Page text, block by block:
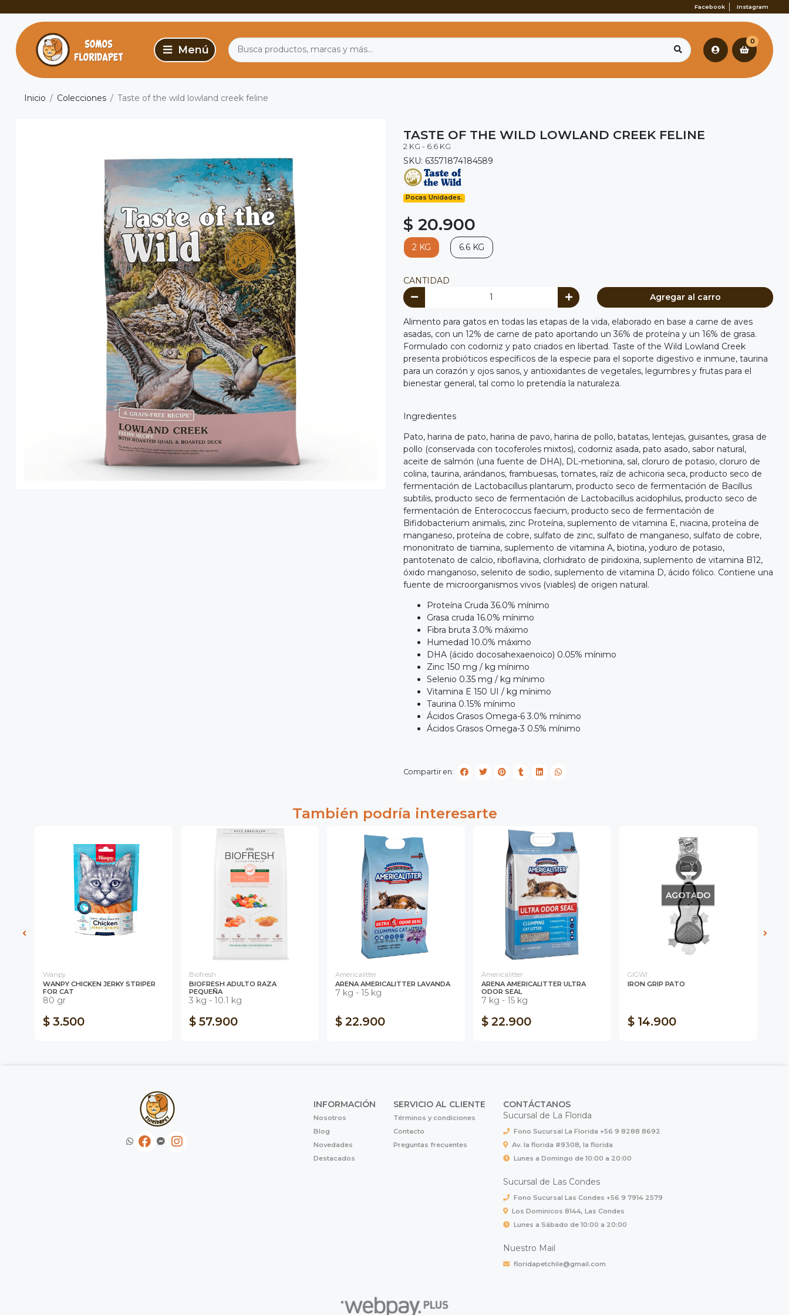
Facebook Instagram
0
Inicio Colecciones Taste of the wild lowland creek feline
TASTE OF THE WILD LOWLAND CREEK FELINE
2 KG - 6.6 KG
SKU: 63571874184589
Pocas Unidades.
$ 20.900
2 KG 6.6 KG
CANTIDAD
Agregar al carro
Alimento para gatos en todas las etapas de la vida, elaborado en base a carne de aves
asadas, con un 12% de carne de pato aportando un 36% de proteína y un 16% de grasa.
Formulado con codorniz y pato criados en libertad. Taste of the Wild Lowland Creek
presenta probióticos específicos de la especie para el soporte digestivo e inmune, taurina
para un corazón y ojos sanos, y antioxidantes de vegetales, legumbres y frutas para el
bienestar general, tal como lo pretendía la naturaleza.
Ingredientes
Pato, harina de pato, harina de pavo, harina de pollo, batatas, lentejas, guisantes, grasa de
pollo (conservada con tocoferoles mixtos), codorniz asada, pato asado, sabor natural,
aceite de salmón (una fuente de DHA), DL-metionina, sal, cloruro de potasio, cloruro de
colina, taurina, arándanos, frambuesas, tomates, raíz de achicoria seca, producto seco de
fermentación de Lactobacillus plantarum, producto seco de fermentación de Bacillus
subtilis, producto seco de fermentación de Lactobacillus acidophilus, producto seco de
fermentación de Enterococcus faecium, producto seco de fermentación de
Bifidobacterium animalis, zinc Proteína, suplemento de vitamina E, niacina, proteína de
manganeso, proteína de cobre, sulfato de zinc, sulfato de manganeso, sulfato de cobre,
mononitrato de tiamina, suplemento de vitamina A, biotina, yoduro de potasio,
pantotenato de calcio, riboflavina, clorhidrato de piridoxina, suplemento de vitamina B12,
óxido manganoso, selenito de sodio, suplemento de vitamina D, ácido fólico. Contiene una
fuente de microorganismos vivos (viables) de origen natural.
Proteína Cruda 36.0% mínimo
Grasa cruda 16.0% mínimo
Fibra bruta 3.0% máximo
Humedad 10.0% máximo
DHA (ácido docosahexaenoico) 0.05% mínimo
Zinc 150 mg / kg mínimo
Selenio 0.35 mg / kg mínimo
Vitamina E 150 UI / kg mínimo
Taurina 0.15% mínimo
Ácidos Grasos Omega-6 3.0% mínimo
Ácidos Grasos Omega-3 0.5% mínimo
Compartir en:
También podría interesarte
Wanpy
WANPY CHICKEN JERKY STRIPER
FOR CAT
80 gr
$ 3.500
Biofresh
BIOFRESH ADULTO RAZA
PEQUEÑA
3 kg - 10.1 kg
$ 57.900
Americalitter
ARENA AMERICALITTER LAVANDA
7 kg - 15 kg
$ 22.900
Americalitter
ARENA AMERICALITTER ULTRA
ODOR SEAL
7 kg - 15 kg
$ 22.900
AGOTADO
GIGWI
IRON GRIP PATO
$ 14.900
INFORMACIÓN
Nosotros
Blog
Novedades
Destacados
SERVICIO AL CLIENTE
Términos y condiciones
Contacto
Preguntas frecuentes
CONTÁCTANOS
Sucursal de La Florida
Fono Sucursal La Florida +56 9 8288 8692
Av. la florida #9308, la florida
Lunes a Domingo de 10:00 a 20:00
Sucursal de Las Condes
Fono Sucursal Las Condes +56 9 7914 2579
Los Dominicos 8144, Las Condes
Lunes a Sábado de 10:00 a 20:00
Nuestro Mail
floridapetchile@gmail.com